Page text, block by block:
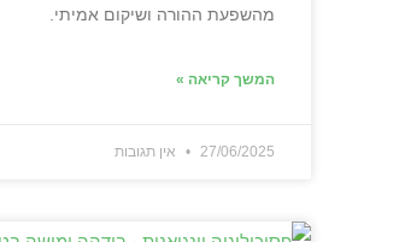
מהשפעת ההורה ושיקום אמיתי.
המשך קריאה »
27/06/2025 אין תגובות